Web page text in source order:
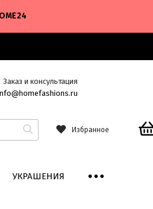
Заказ и консультация
Избранное
УКРАШЕНИЯ